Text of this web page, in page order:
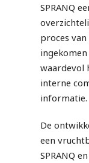
SPRANQ
proces
waardevol
interne
informatie.
De
een
SPRANQ